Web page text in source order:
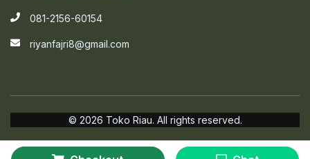
081-2156-60154
riyanfajri8@gmail.com
© 2026 Toko Riau. All rights reserved.
Kebijakan PrivasiSyarat & KetentuanBantuan